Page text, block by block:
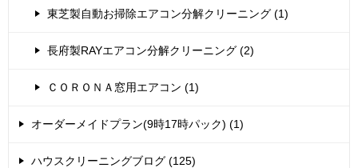
東芝製自動お掃除エアコン分解クリーニング (1)
長府製RAYエアコン分解クリーニング (2)
ＣＯＲＯＮＡ窓用エアコン (1)
オーダーメイドプラン(9時17時パック) (1)
ハウスクリーニングブログ (125)